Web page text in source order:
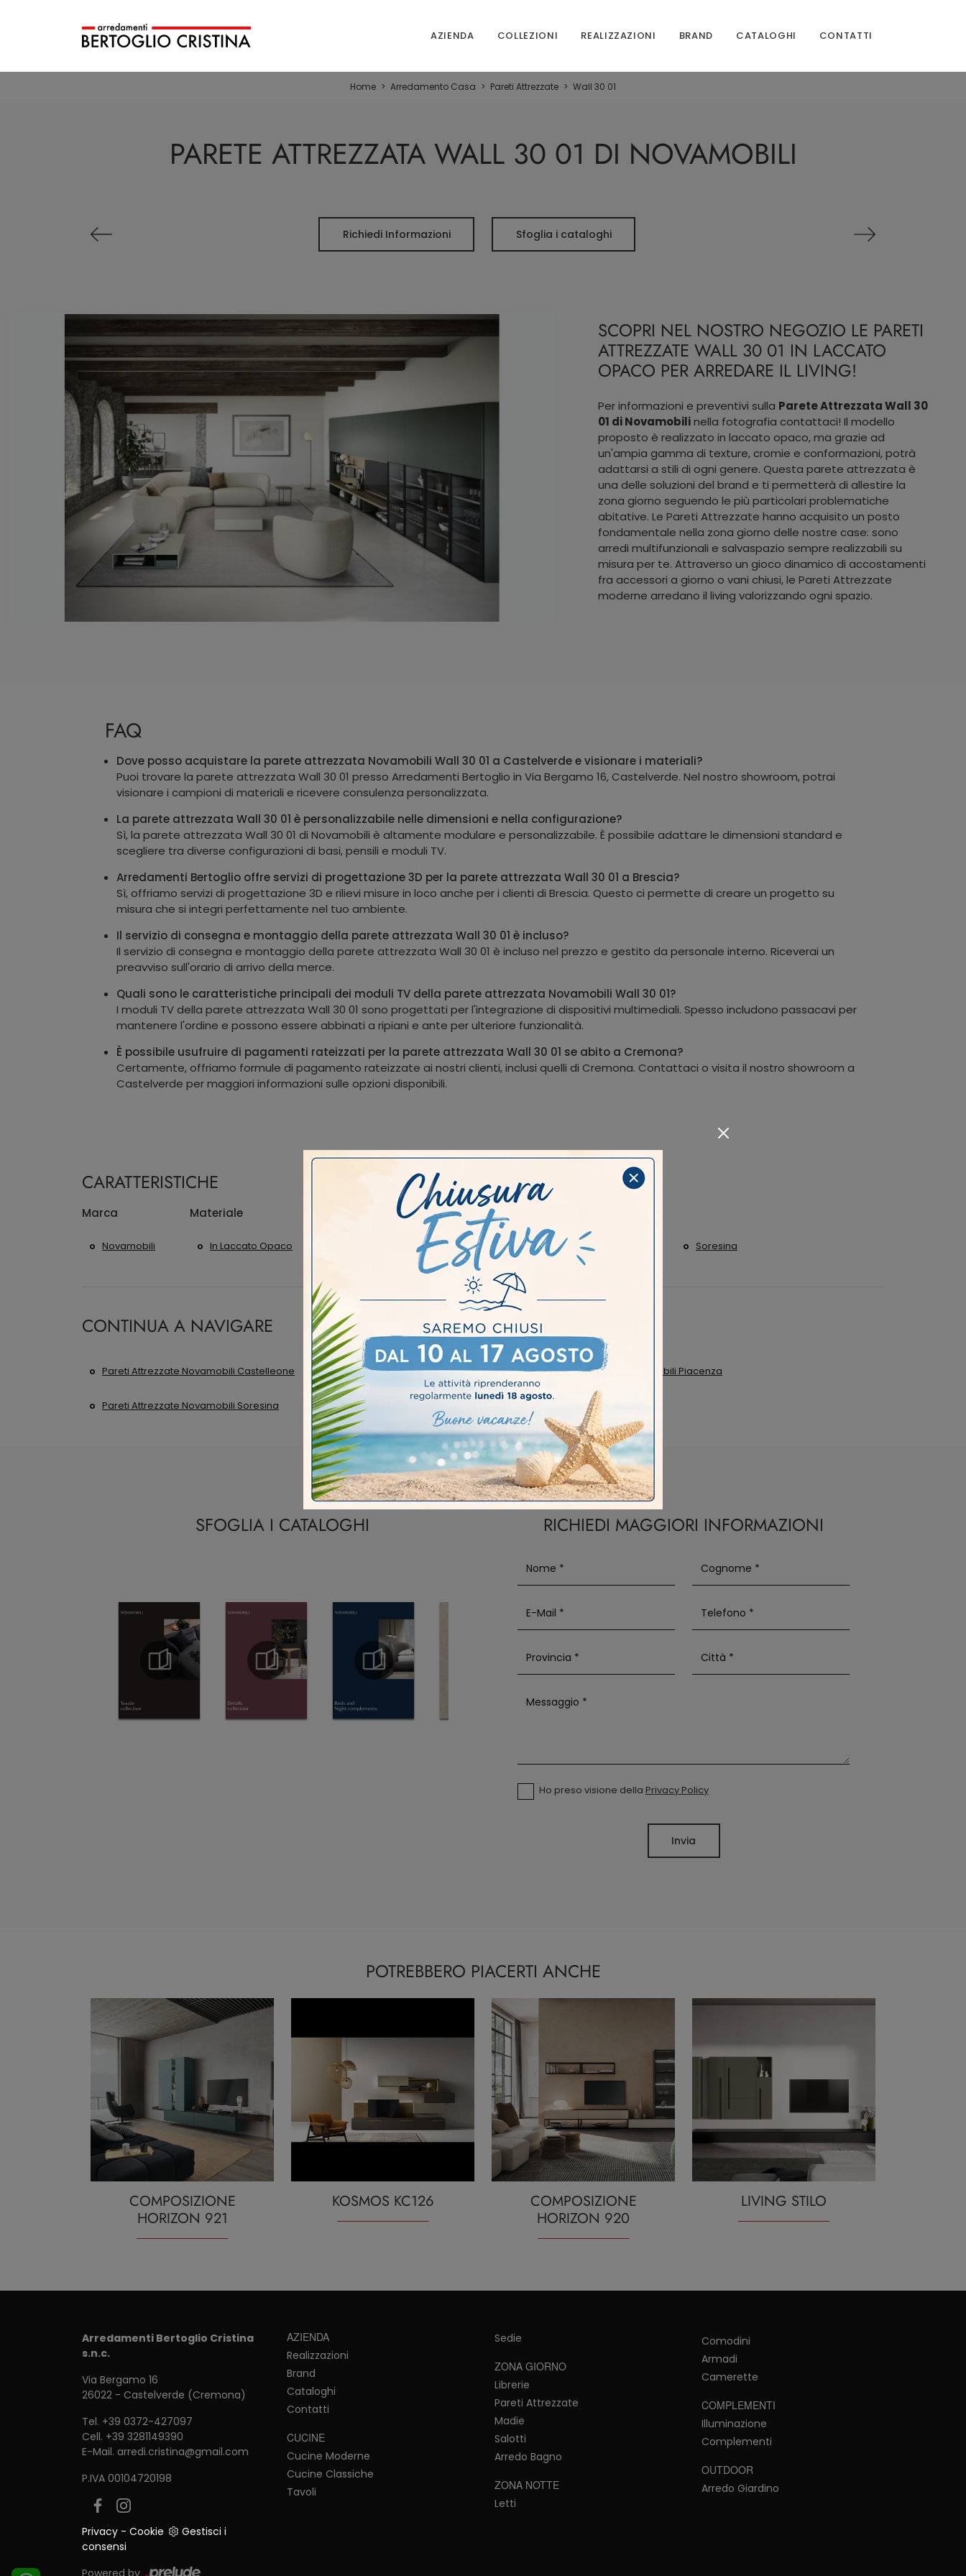
AZIENDA COLLEZIONI REALIZZAZIONI BRAND CATALOGHI CONTATTI
Home > Arredamento Casa > Pareti Attrezzate > Wall 30 01
PARETE ATTREZZATA WALL 30 01 DI NOVAMOBILI
Richiedi Informazioni Sfoglia i cataloghi
SCOPRI NEL NOSTRO NEGOZIO LE PARETI
ATTREZZATE WALL 30 01 IN LACCATO
OPACO PER ARREDARE IL LIVING!
Per informazioni e preventivi sulla Parete Attrezzata Wall 30
01 di Novamobilinella fotografia contattaci! Il modello
proposto è realizzato in laccato opaco, ma grazie ad
un'ampia gamma di texture, cromie e conformazioni, potrà
adattarsi a stili di ogni genere. Questa parete attrezzata è
una delle soluzioni del brand e ti permetterà di allestire la
zona giorno seguendo le più particolari problematiche
abitative. Le Pareti Attrezzate hanno acquisito un posto
fondamentale nella zona giorno delle nostre case: sono
arredi multifunzionali e salvaspazio sempre realizzabili su
misura per te. Attraverso un gioco dinamico di accostamenti
fra accessori a giorno o vani chiusi, le Pareti Attrezzate
moderne arredano il living valorizzando ogni spazio.
FAQ
Dove posso acquistare la parete attrezzata Novamobili Wall 30 01 a Castelverde e visionare i materiali?
Puoi trovare la parete attrezzata Wall 30 01 presso Arredamenti Bertoglio in Via Bergamo 16, Castelverde. Nel nostro showroom, potrai
visionare i campioni di materiali e ricevere consulenza personalizzata.
La parete attrezzata Wall 30 01 è personalizzabile nelle dimensioni e nella configurazione?
Sì, la parete attrezzata Wall 30 01 di Novamobili è altamente modulare e personalizzabile. È possibile adattare le dimensioni standard e
scegliere tra diverse configurazioni di basi, pensili e moduli TV.
Arredamenti Bertoglio offre servizi di progettazione 3D per la parete attrezzata Wall 30 01 a Brescia?
Sì, offriamo servizi di progettazione 3D e rilievi misure in loco anche per i clienti di Brescia. Questo ci permette di creare un progetto su
misura che si integri perfettamente nel tuo ambiente.
Il servizio di consegna e montaggio della parete attrezzata Wall 30 01 è incluso?
Il servizio di consegna e montaggio della parete attrezzata Wall 30 01 è incluso nel prezzo e gestito da personale interno. Riceverai un
preavviso sull'orario di arrivo della merce.
Quali sono le caratteristiche principali dei moduli TV della parete attrezzata Novamobili Wall 30 01?
I moduli TV della parete attrezzata Wall 30 01 sono progettati per l'integrazione di dispositivi multimediali. Spesso includono passacavi per
mantenere l'ordine e possono essere abbinati a ripiani e ante per ulteriore funzionalità.
È possibile usufruire di pagamenti rateizzati per la parete attrezzata Wall 30 01 se abito a Cremona?
Certamente, offriamo formule di pagamento rateizzate ai nostri clienti, inclusi quelli di Cremona. Contattaci o visita il nostro showroom a
Castelverde per maggiori informazioni sulle opzioni disponibili.
CARATTERISTICHE
Marca
Novamobili
Materiale
In Laccato Opaco
I più visti a :
Castelleone Crema Soresina
CONTINUA A NAVIGARE
Pareti Attrezzate Novamobili Castelleone Pareti Attrezzate Novamobili Crema Pareti Attrezzate Novamobili Piacenza
Pareti Attrezzate Novamobili Soresina
SFOGLIA I CATALOGHI RICHIEDI MAGGIORI INFORMAZIONI
Ho preso visione della Privacy Policy
Invia
POTREBBERO PIACERTI ANCHE
COMPOSIZIONE
HORIZON 921
KOSMOS KC126
COMPOSIZIONE
HORIZON 920
LIVING STILO
Arredamenti Bertoglio Cristina
s.n.c.
Via Bergamo 16
26022 - Castelverde (Cremona)
Tel. +39 0372-427097
Cell. +39 3281149390
E-Mail. arredi.cristina@gmail.com
P.IVA 00104720198
Privacy - Cookie
Gestisci i
consensi
AZIENDA
Realizzazioni
Brand
Cataloghi
Contatti
CUCINE
Cucine Moderne
Cucine Classiche
Tavoli
Sedie
ZONA GIORNO
Librerie
Pareti Attrezzate
Madie
Salotti
Arredo Bagno
ZONA NOTTE
Letti
Comodini
Armadi
Camerette
COMPLEMENTI
Illuminazione
Complementi
OUTDOOR
Arredo Giardino
Powered by